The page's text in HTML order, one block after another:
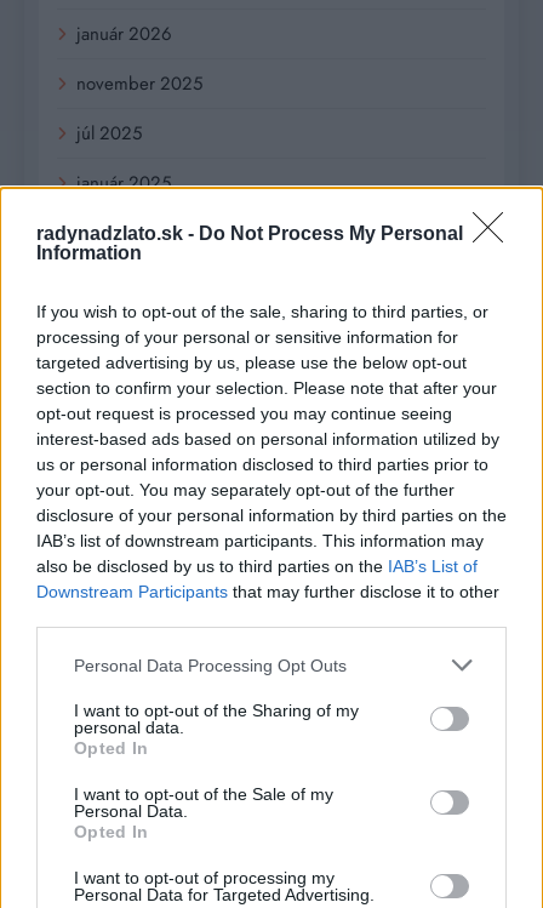
radynadzlato.sk - Do Not Process My Personal
Information
If you wish to opt-out of the sale, sharing to third parties, or
processing of your personal or sensitive information for
targeted advertising by us, please use the below opt-out
section to confirm your selection. Please note that after your
opt-out request is processed you may continue seeing
interest-based ads based on personal information utilized by
us or personal information disclosed to third parties prior to
your opt-out. You may separately opt-out of the further
disclosure of your personal information by third parties on the
IAB’s list of downstream participants. This information may
also be disclosed by us to third parties on the IAB’s List of
Downstream Participants that may further disclose it to other
Personal Data Processing Opt Outs
I want to opt-out of the Sharing of my
personal data.
Opted In
I want to opt-out of the Sale of my
Personal Data.
Opted In
I want to opt-out of processing my
Personal Data for Targeted Advertising.
január 2026
november 2025
júl 2025
január 2025
november 2024
september 2024
august 2024
júl 2024
jún 2024
apríl 2024
marec 2024
február 2024
január 2024
december 2023
september 2023
august 2023